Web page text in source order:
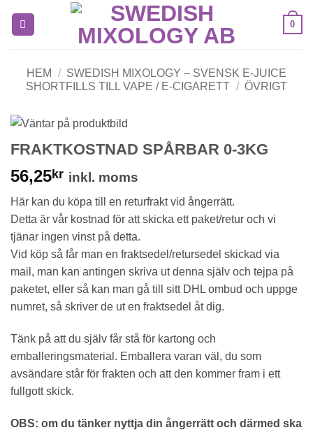
0
HEM / SWEDISH MIXOLOGY – SVENSK E-JUICE
SHORTFILLS TILL VAPE / E-CIGARETT / ÖVRIGT
FRAKTKOSTNAD SPÅRBAR 0-3KG
56,25kr inkl. moms
Här kan du köpa till en returfrakt vid ångerrätt.
Detta är vår kostnad för att skicka ett paket/retur och vi
tjänar ingen vinst på detta.
Vid köp så får man en fraktsedel/retursedel skickad via
mail, man kan antingen skriva ut denna själv och tejpa på
paketet, eller så kan man gå till sitt DHL ombud och uppge
numret, så skriver de ut en fraktsedel åt dig.
Tänk på att du själv får stå för kartong och
emballeringsmaterial. Emballera varan väl, du som
avsändare står för frakten och att den kommer fram i ett
fullgott skick.
OBS: om du tänker nyttja din ångerrätt och därmed ska